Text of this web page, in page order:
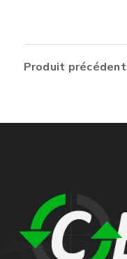
Produit précédent